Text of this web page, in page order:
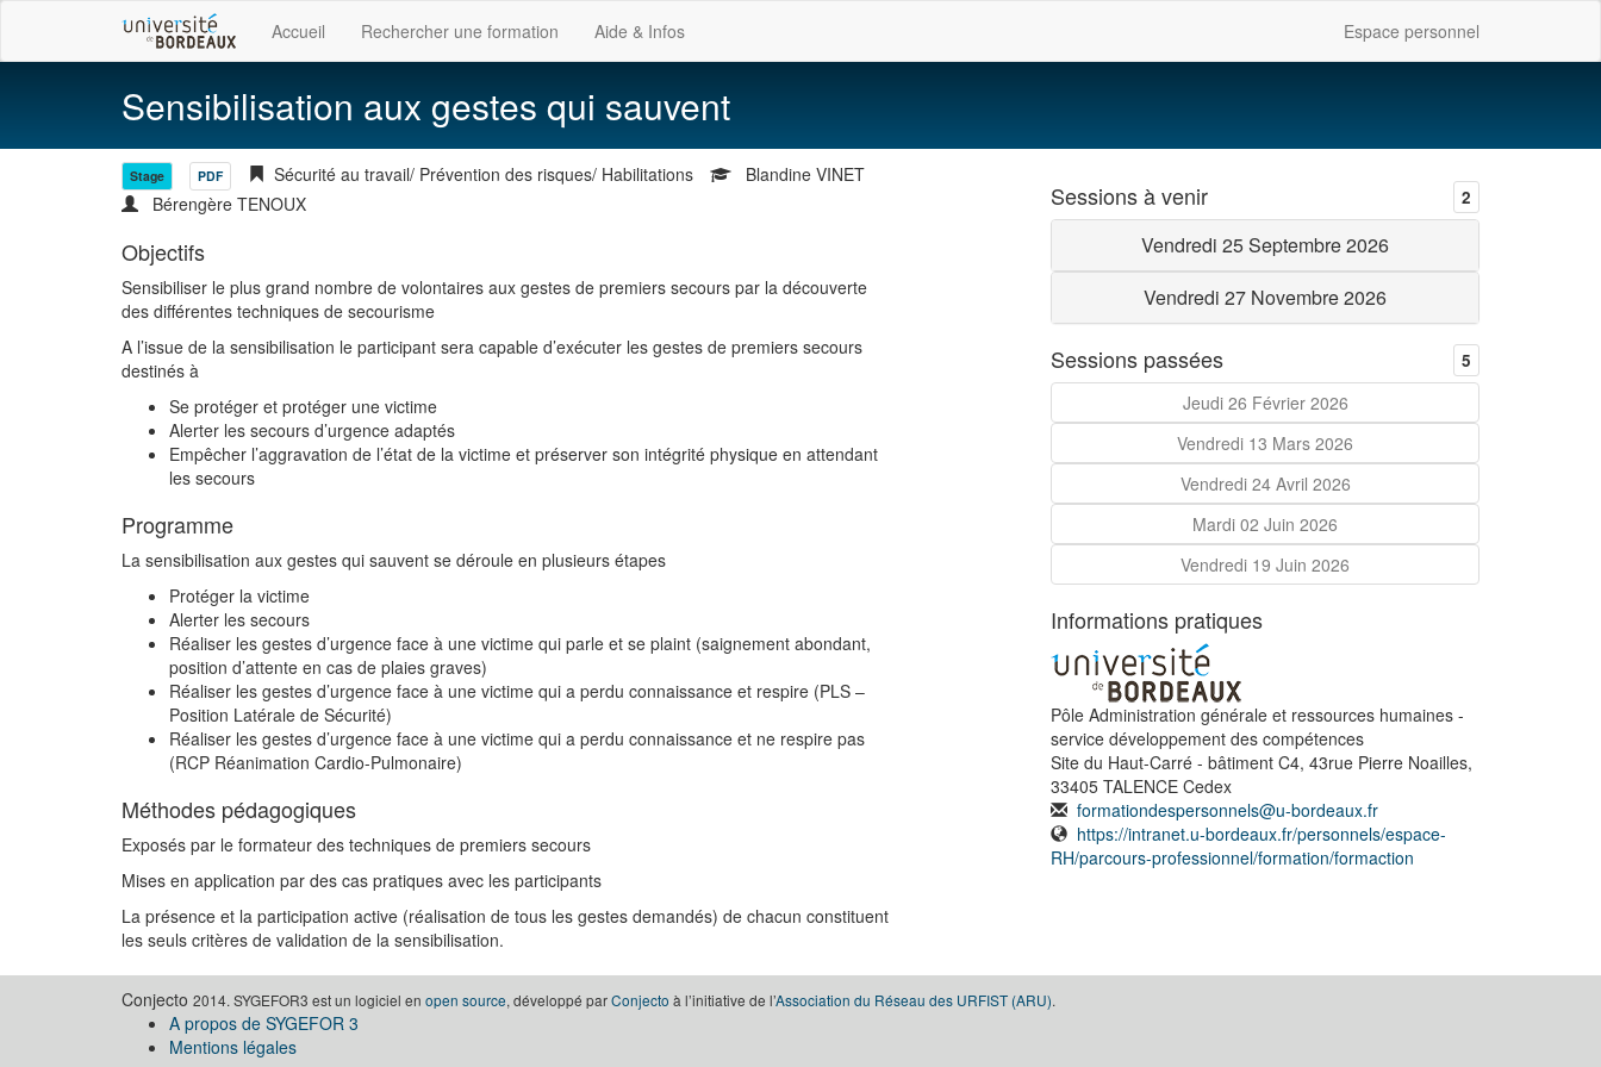
Accueil Rechercher une formation Aide & Infos Espace personnel
Sensibilisation aux gestes qui sauvent
Stage PDF Sécurité au travail/ Prévention des risques/ Habilitations
Blandine VINET
Bérengère TENOUX
Objectifs
Sensibiliser le plus grand nombre de volontaires aux gestes de premiers secours par la découverte
des différentes techniques de secourisme
A l’issue de la sensibilisation le participant sera capable d’exécuter les gestes de premiers secours
destinés à
Se protéger et protéger une victime
Alerter les secours d’urgence adaptés
Empêcher l’aggravation de l’état de la victime et préserver son intégrité physique en attendant
les secours
Programme
La sensibilisation aux gestes qui sauvent se déroule en plusieurs étapes
Protéger la victime
Alerter les secours
Réaliser les gestes d’urgence face à une victime qui parle et se plaint (saignement abondant,
position d’attente en cas de plaies graves)
Réaliser les gestes d’urgence face à une victime qui a perdu connaissance et respire (PLS –
Position Latérale de Sécurité)
Réaliser les gestes d’urgence face à une victime qui a perdu connaissance et ne respire pas
(RCP Réanimation Cardio-Pulmonaire)
Méthodes pédagogiques
Exposés par le formateur des techniques de premiers secours
Mises en application par des cas pratiques avec les participants
La présence et la participation active (réalisation de tous les gestes demandés) de chacun constituent
les seuls critères de validation de la sensibilisation.
Sessions à venir 2
Vendredi 25 Septembre 2026
Vendredi 27 Novembre 2026
Sessions passées 5
Jeudi 26 Février 2026
Vendredi 13 Mars 2026
Vendredi 24 Avril 2026
Mardi 02 Juin 2026
Vendredi 19 Juin 2026
Informations pratiques
Pôle Administration générale et ressources humaines -
service développement des compétences
Site du Haut-Carré - bâtiment C4, 43rue Pierre Noailles,
33405 TALENCE Cedex
formationdespersonnels@u-bordeaux.fr
https://intranet.u-bordeaux.fr/personnels/espace-
RH/parcours-professionnel/formation/formaction
Conjecto 2014. SYGEFOR3 est un logiciel en open source, développé parConjecto à l’initiative de l’Association du Réseau des URFIST (ARU).
A propos de SYGEFOR 3
Mentions légales